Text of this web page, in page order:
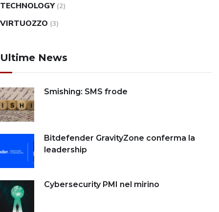
TECHNOLOGY (2)
VIRTUOZZO (3)
Ultime News
Smishing: SMS frode
Bitdefender GravityZone conferma la
leadership
Cybersecurity PMI nel mirino